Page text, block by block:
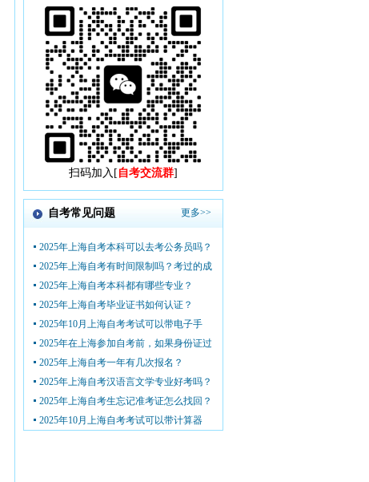
扫码加入[ 自考交流群]
自考常见问题 更多>>
2025年上海自考本科可以去考公务员吗？
2025年上海自考有时间限制吗？考过的成
2025年上海自考本科都有哪些专业？
2025年上海自考毕业证书如何认证？
2025年10月上海自考考试可以带电子手
2025年在上海参加自考前，如果身份证过
2025年上海自考一年有几次报名？
2025年上海自考汉语言文学专业好考吗？
2025年上海自考生忘记准考证怎么找回？
2025年10月上海自考考试可以带计算器